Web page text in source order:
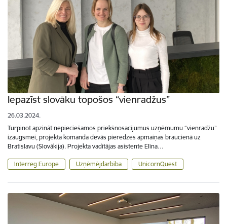
Iepazīst slovāku topošos “vienradžus”
26.03.2024.
Turpinot apzināt nepieciešamos priekšnosacījumus uzņēmumu “vienradžu”
izaugsmei, projekta komanda devās pieredzes apmaiņas braucienā uz
Bratislavu (Slovākija). Projekta vadītājas asistente Elīna…
Interreg Europe Uzņēmējdarbība UnicornQuest